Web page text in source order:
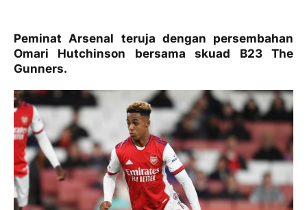
Peminat Arsenal teruja dengan persembahan
Omari Hutchinson bersama skuad B23 The
Gunners.